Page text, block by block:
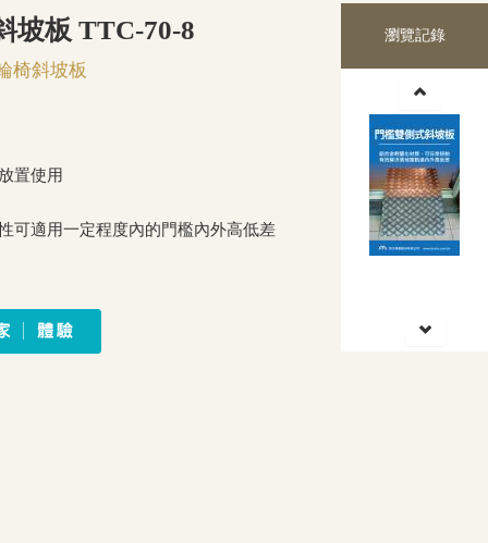
坡板 TTC-70-8
椅斜坡板
置使用
可適用一定程度內的門檻內外高低差
瀏覽記錄